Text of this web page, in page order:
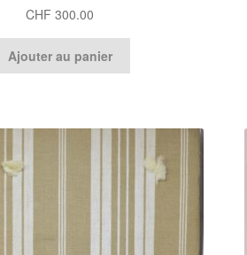
CHF 300.00
Ajouter au panier